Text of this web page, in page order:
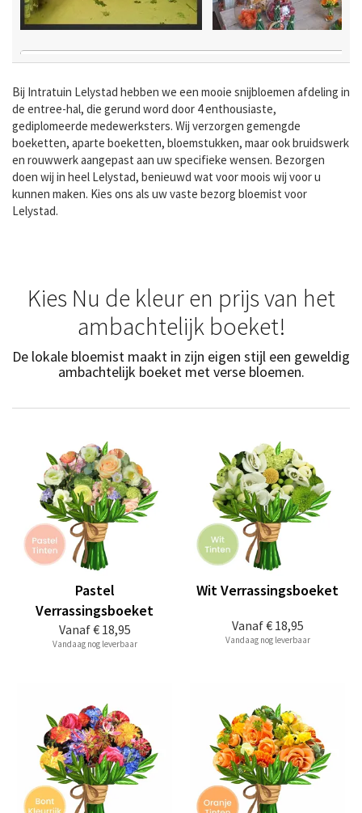
Bij Intratuin Lelystad hebben we een mooie snijbloemen afdeling in
de entree-hal, die gerund word door 4 enthousiaste,
gediplomeerde medewerksters. Wij verzorgen gemengde
boeketten, aparte boeketten, bloemstukken, maar ook bruidswerk
en rouwwerk aangepast aan uw specifieke wensen. Bezorgen
doen wij in heel Lelystad, benieuwd wat voor moois wij voor u
kunnen maken. Kies ons als uw vaste bezorg bloemist voor
Lelystad.
Kies Nu de kleur en prijs van het
ambachtelijk boeket!
De lokale bloemist maakt in zijn eigen stijl een geweldig
ambachtelijk boeket met verse bloemen.
Vanaf€ 18,95
Pastel
Verrassingsboeket
Vandaag nog leverbaar
Vanaf€ 18,95
Wit Verrassingsboeket
Vandaag nog leverbaar